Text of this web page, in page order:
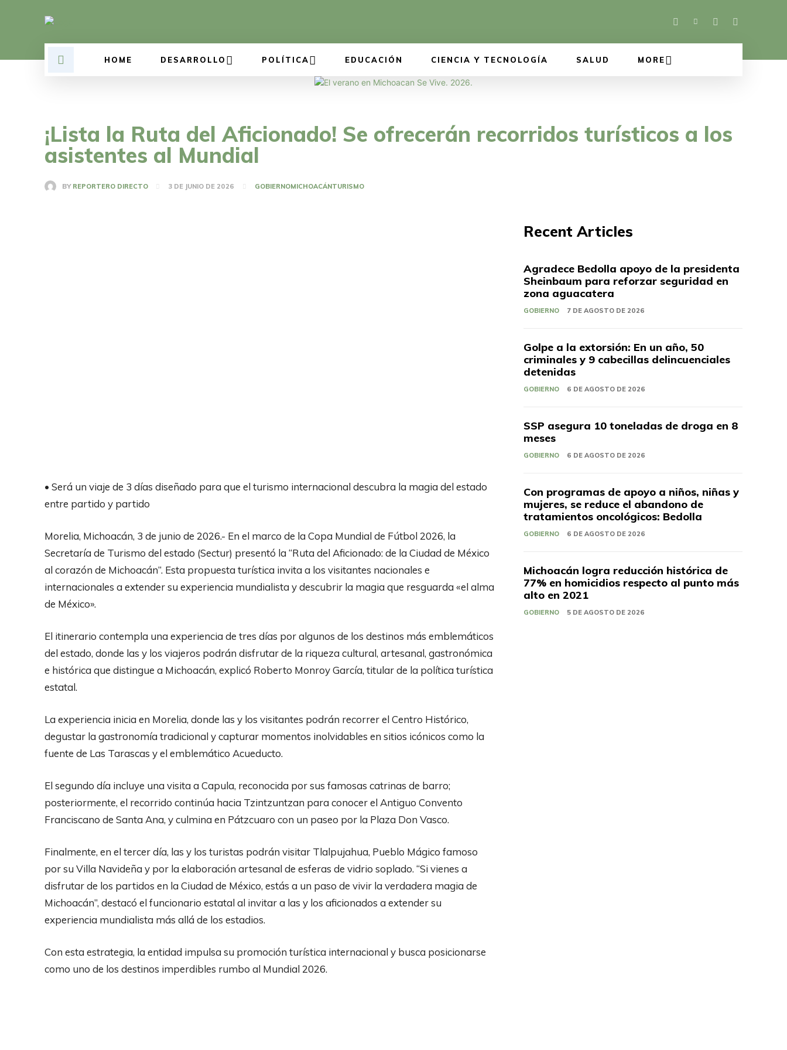
HOME DESARROLLO POLÍTICA EDUCACIÓN CIENCIA Y TECNOLOGÍA SALUD MORE
¡Lista la Ruta del Aficionado! Se ofrecerán recorridos turísticos a los
asistentes al Mundial
BY REPORTERO DIRECTO 3 DE JUNIO DE 2026 GOBIERNOMICHOACÁNTURISMO
• Será un viaje de 3 días diseñado para que el turismo internacional descubra la magia del estado
entre partido y partido
Morelia, Michoacán, 3 de junio de 2026.- En el marco de la Copa Mundial de Fútbol 2026, la
Secretaría de Turismo del estado (Sectur) presentó la “Ruta del Aficionado: de la Ciudad de México
al corazón de Michoacán”. Esta propuesta turística invita a los visitantes nacionales e
internacionales a extender su experiencia mundialista y descubrir la magia que resguarda «el alma
de México».
El itinerario contempla una experiencia de tres días por algunos de los destinos más emblemáticos
del estado, donde las y los viajeros podrán disfrutar de la riqueza cultural, artesanal, gastronómica
e histórica que distingue a Michoacán, explicó Roberto Monroy García, titular de la política turística
estatal.
La experiencia inicia en Morelia, donde las y los visitantes podrán recorrer el Centro Histórico,
degustar la gastronomía tradicional y capturar momentos inolvidables en sitios icónicos como la
fuente de Las Tarascas y el emblemático Acueducto.
El segundo día incluye una visita a Capula, reconocida por sus famosas catrinas de barro;
posteriormente, el recorrido continúa hacia Tzintzuntzan para conocer el Antiguo Convento
Franciscano de Santa Ana, y culmina en Pátzcuaro con un paseo por la Plaza Don Vasco.
Finalmente, en el tercer día, las y los turistas podrán visitar Tlalpujahua, Pueblo Mágico famoso
por su Villa Navideña y por la elaboración artesanal de esferas de vidrio soplado. “Si vienes a
disfrutar de los partidos en la Ciudad de México, estás a un paso de vivir la verdadera magia de
Michoacán”, destacó el funcionario estatal al invitar a las y los aficionados a extender su
experiencia mundialista más allá de los estadios.
Con esta estrategia, la entidad impulsa su promoción turística internacional y busca posicionarse
como uno de los destinos imperdibles rumbo al Mundial 2026.
Recent Articles
Agradece Bedolla apoyo de la presidenta
Sheinbaum para reforzar seguridad en
zona aguacatera
GOBIERNO 7 DE AGOSTO DE 2026
Golpe a la extorsión: En un año, 50
criminales y 9 cabecillas delincuenciales
detenidas
GOBIERNO 6 DE AGOSTO DE 2026
SSP asegura 10 toneladas de droga en 8
meses
GOBIERNO 6 DE AGOSTO DE 2026
Con programas de apoyo a niños, niñas y
mujeres, se reduce el abandono de
tratamientos oncológicos: Bedolla
GOBIERNO 6 DE AGOSTO DE 2026
Michoacán logra reducción histórica de
77% en homicidios respecto al punto más
alto en 2021
GOBIERNO 5 DE AGOSTO DE 2026